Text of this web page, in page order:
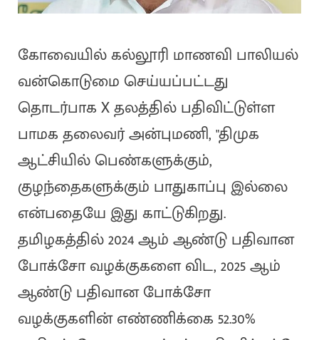
கோவையில் கல்லூரி மாணவி பாலியல்
வன்கொடுமை செய்யப்பட்டது
தொடர்பாக X தலத்தில் பதிவிட்டுள்ள
பாமக தலைவர் அன்புமணி, "திமுக
ஆட்சியில் பெண்களுக்கும்,
குழந்தைகளுக்கும் பாதுகாப்பு இல்லை
என்பதையே இது காட்டுகிறது.
தமிழகத்தில் 2024 ஆம் ஆண்டு பதிவான
போக்சோ வழக்குகளை விட, 2025 ஆம்
ஆண்டு பதிவான போக்சோ
வழக்குகளின் எண்ணிக்கை 52.30%